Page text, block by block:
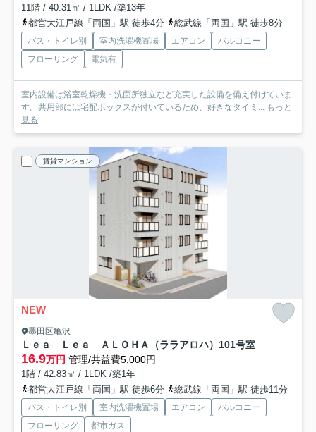
11階 / 40.31㎡ / 1LDK /築13年
都営大江戸線「両国」駅 徒歩4分
総武線「両国」駅 徒歩8分
バス・トイレ別 室内洗濯機置場 エアコン
バルコニー
フローリング
電気有
室内設備は浴室乾燥機・洗面所独立など充実した設備を備え付けていま
す。共用部には宅配ボックスが付いているため、好きなタイミ... もっと
見る
賃貸マンション
NEW
墨田区亀沢
Ｌｅａ Ｌｅａ ＡＬＯＨＡ（ララアロハ） 101号室
16.9万円 管理/共益費5,000円
1階 / 42.83㎡ / 1LDK /築1年
都営大江戸線「両国」駅 徒歩6分
総武線「両国」駅 徒歩11分
バス・トイレ別 室内洗濯機置場 エアコン
バルコニー
フローリング
都市ガス